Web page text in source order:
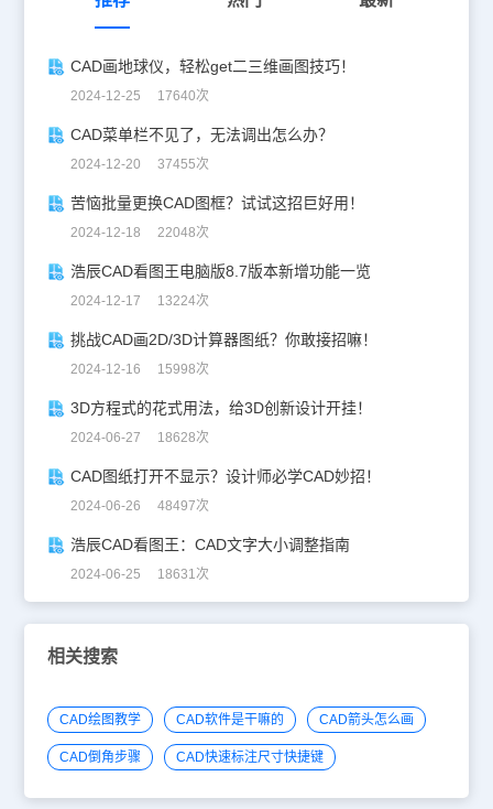
CAD画地球仪，轻松get二三维画图技巧！
2024-12-25 17640次
CAD菜单栏不见了，无法调出怎么办？
2024-12-20 37455次
苦恼批量更换CAD图框？试试这招巨好用！
2024-12-18 22048次
浩辰CAD看图王电脑版8.7版本新增功能一览
2024-12-17 13224次
挑战CAD画2D/3D计算器图纸？你敢接招嘛！
2024-12-16 15998次
3D方程式的花式用法，给3D创新设计开挂！
2024-06-27 18628次
CAD图纸打开不显示？设计师必学CAD妙招！
2024-06-26 48497次
浩辰CAD看图王：CAD文字大小调整指南
2024-06-25 18631次
相关搜索
CAD绘图教学 CAD软件是干嘛的 CAD箭头怎么画
CAD倒角步骤 CAD快速标注尺寸快捷键